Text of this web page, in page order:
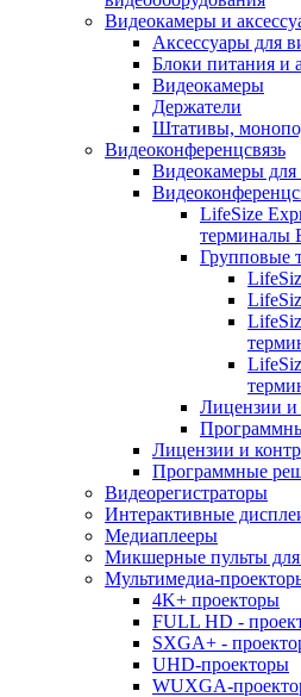
Видеокамеры и
Аксессуары для
Блоки питания и
Видеокамеры
Держатели
Штативы,
Видеоконференцсвязь
Видеокамеры
LifeSize
терминалы
Групповые
Лицензии и
Лицензии и
Программные
Видеорегистраторы
Интерактивные
Медиаплееры
Микшерные пульты для
Мультимедиа-
4K+ проекторы
FULL HD -
SXGA+ -
UHD-проекторы
WUXGA-